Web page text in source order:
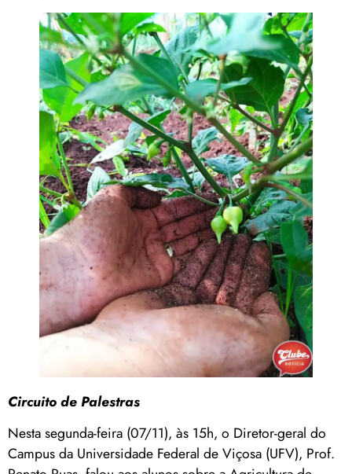
Circuito de Palestras
Nesta segunda-feira (07/11), às 15h, o Diretor-geral do
Campus da Universidade Federal de Viçosa (UFV), Prof.